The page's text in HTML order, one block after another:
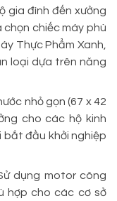
gia đình đến xưởng
chiếc máy phù
Thực Phẩm Xanh,
loại dựa trên năng
nhỏ gọn (67 x 42
cho các hộ kinh
bắt đầu khởi nghiệp
dụng motor công
hợp cho các cơ sở